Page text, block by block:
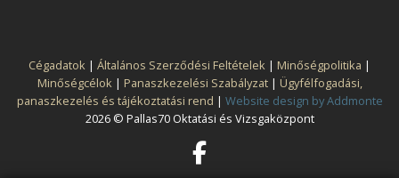
Cégadatok | Általános Szerződési Feltételek | Minőségpolitika |
Minőségcélok| Panaszkezelési Szabályzat| Ügyfélfogadási,
panaszkezelés és tájékoztatási rend | Website design by Addmonte
2026 © Pallas70 Oktatási és Vizsgaközpont